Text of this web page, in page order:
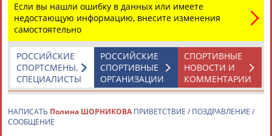
Флюра
АББАТЕ-
БУЛАТОВА
Татьяна
АББЯСОВА
Акжана
Артур
Если вы нашли ошибку в данных или имеете
недостающую информацию, внесите изменения
самостоятельно
СПОРТИВНЫЕ
НОВОСТИ И
КОММЕНТАРИИ
РОССИЙСКИЕ
СПОРТИВНЫЕ
ОРГАНИЗАЦИИ
РОССИЙСКИЕ
СПОРТСМЕНЫ,
СПЕЦИАЛИСТЫ
НАПИСАТЬ Полина ШОРНИКОВА ПРИВЕТСТВИЕ / ПОЗДРАВЛЕНИЕ /
СООБЩЕНИЕ